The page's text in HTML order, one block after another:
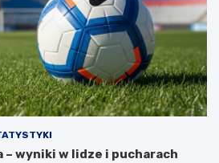
– wyniki w lidze i pucharach